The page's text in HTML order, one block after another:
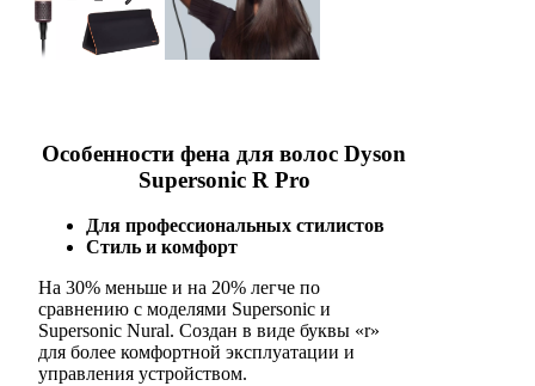
Особенности фена для волос Dyson
Supersonic R Pro
Для профессиональных стилистов
Стиль и комфорт
На 30% меньше и на 20% легче по
сравнению с моделями Supersonic и
Supersonic Nural. Создан в виде буквы «r»
для более комфортной эксплуатации и
управления устройством.